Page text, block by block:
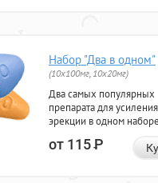
Набор "Два в одном"
(10x100мг, 10x20мг)
Два самых популярных
препарата для усиления
эрекции в одном
от 115Р